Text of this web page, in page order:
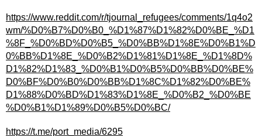
https://www.reddit.com/r/tjournal_refugees/comments/1q4o2
wm/%D0%B7%D0%B0_%D1%87%D1%82%D0%BE_%D1
%8F_%D0%BD%D0%B5_%D0%BB%D1%8E%D0%B1%D
0%BB%D1%8E_%D0%B2%D1%81%D1%8E_%D1%8D%
D1%82%D1%83_%D0%B1%D0%B5%D0%BB%D0%BE%
D0%BF%D0%B0%D0%BB%D1%8C%D1%82%D0%BE%
D1%88%D0%BD%D1%83%D1%8E_%D0%B2_%D0%BE
%D0%B1%D1%89%D0%B5%D0%BC/
https://t.me/port_media/6295